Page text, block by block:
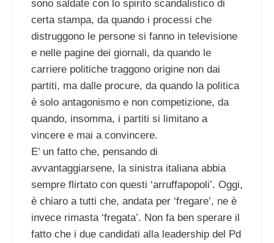
sono saldate con lo spirito scandalistico di
certa stampa, da quando i processi che
distruggono le persone si fanno in televisione
e nelle pagine dei giornali, da quando le
carriere politiche traggono origine non dai
partiti, ma dalle procure, da quando la politica
è solo antagonismo e non competizione, da
quando, insomma, i partiti si limitano a
vincere e mai a convincere.
E’ un fatto che, pensando di
avvantaggiarsene, la sinistra italiana abbia
sempre flirtato con questi ‘arruffapopoli’. Oggi,
è chiaro a tutti che, andata per ‘fregare’, ne è
invece rimasta ‘fregata’. Non fa ben sperare il
fatto che i due candidati alla leadership del Pd